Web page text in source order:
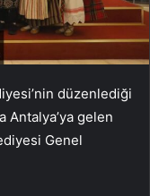
düzenlediği
Antalya’ya gelen
Genel